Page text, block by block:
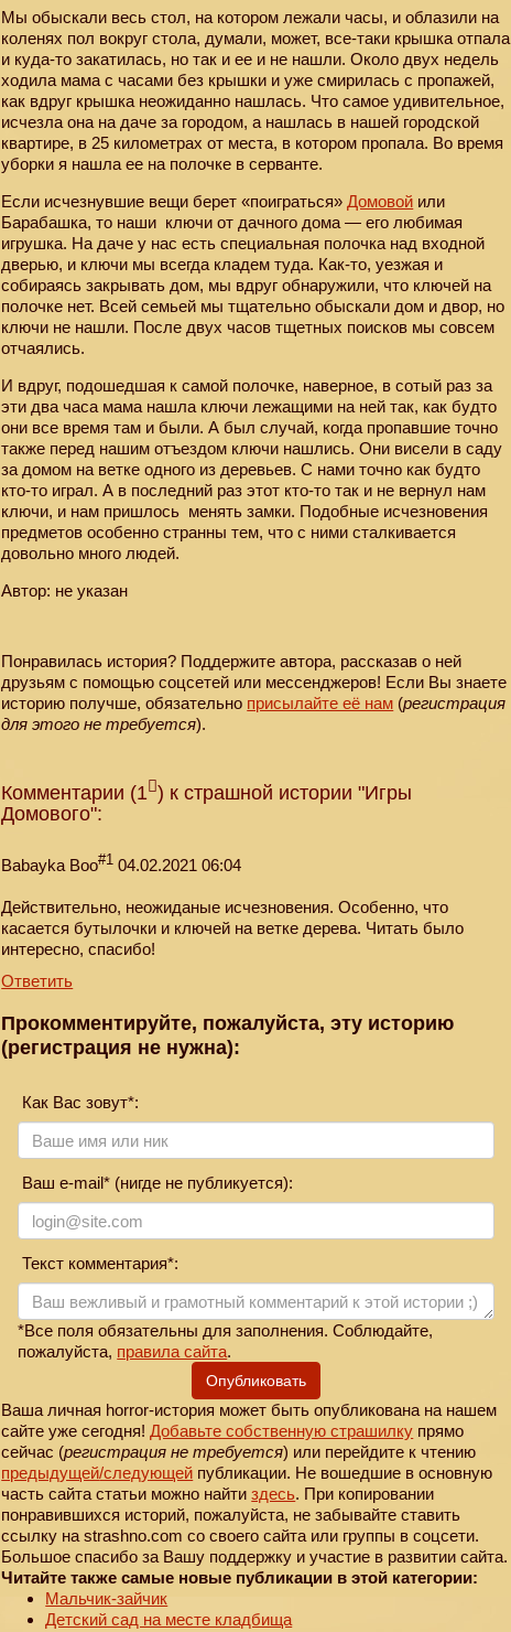
Мы обыскали весь стол, на котором лежали часы, и облазили на
коленях пол вокруг стола, думали, может, все-таки крышка отпала
и куда-то закатилась, но так и ее и не нашли. Около двух недель
ходила мама с часами без крышки и уже смирилась с пропажей,
как вдруг крышка неожиданно нашлась. Что самое удивительное,
исчезла она на даче за городом, а нашлась в нашей городской
квартире, в 25 километрах от места, в котором пропала. Во время
уборки я нашла ее на полочке в серванте.
Если исчезнувшие вещи берет «поиграться»Домовой или
Барабашка, то наши ключи от дачного дома — его любимая
игрушка. На даче у нас есть специальная полочка над входной
дверью, и ключи мы всегда кладем туда. Как-то, уезжая и
собираясь закрывать дом, мы вдруг обнаружили, что ключей на
полочке нет. Всей семьей мы тщательно обыскали дом и двор, но
ключи не нашли. После двух часов тщетных поисков мы совсем
отчаялись.
И вдруг, подошедшая к самой полочке, наверное, в сотый раз за
эти два часа мама нашла ключи лежащими на ней так, как будто
они все время там и были. А был случай, когда пропавшие точно
также перед нашим отъездом ключи нашлись. Они висели в саду
за домом на ветке одного из деревьев. С нами точно как будто
кто-то играл. А в последний раз этот кто-то так и не вернул нам
ключи, и нам пришлось менять замки. Подобные исчезновения
предметов особенно странны тем, что с ними сталкивается
довольно много людей.
Автор: не указан
Понравилась история? Поддержите автора, рассказав о ней
друзьям с помощью соцсетей или мессенджеров! Если Вы знаете
историю получше, обязательно присылайте её нам (регистрация
для этого не требуется).
Комментарии (1 ) к страшной истории "Игры
Домового":
Babayka Boo#1 04.02.2021 06:04
Действительно, неожиданые исчезновения. Особенно, что
касается бутылочки и ключей на ветке дерева. Читать было
интересно, спасибо!
Ответить
Прокомментируйте, пожалуйста, эту историю
(регистрация не нужна):
Как Вас зовут*:
Ваш e-mail* (нигде не публикуется):
Текст комментария*:
*Все поля обязательны для заполнения. Соблюдайте,
пожалуйста, правила сайта.
Опубликовать
Ваша личная horror-история может быть опубликована на нашем
сайте уже сегодня!Добавьте собственную страшилку прямо
сейчас (регистрация не требуется) или перейдите к чтению
предыдущей/следующей публикации. Не вошедшие в основную
часть сайта статьи можно найтиздесь. При копировании
понравившихся историй, пожалуйста, не забывайте ставить
ссылку на strashno.com со своего сайта или группы в соцсети.
Большое спасибо за Вашу поддержку и участие в развитии сайта.
Читайте также самые новые публикации в этой категории:
Мальчик-зайчик
Детский сад на месте кладбища